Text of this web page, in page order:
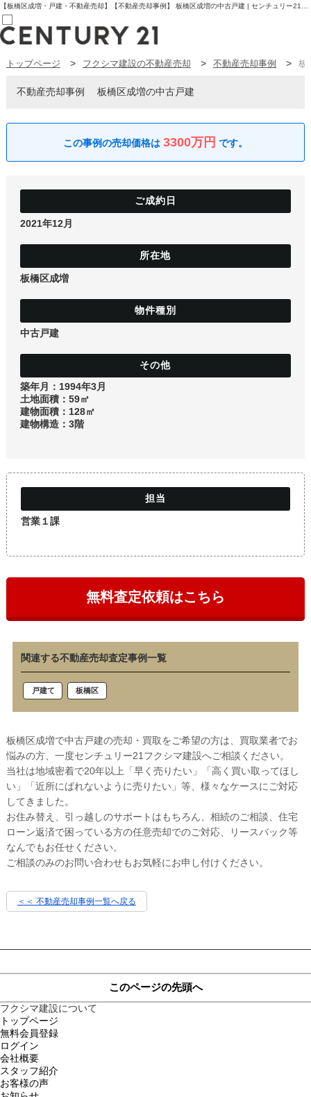
売買部
賃貸部
お気に入り物件一覧
物件を探す
条件から探す
学区から探す
住宅ローン控除シミュレータ
新築戸建て
マンション
トップページ フクシマ建設の不動産売却 不動産売却事例 板
不動産売却事例 板橋区成増の中古戸建
3300万円
2021年12月
板橋区成増
中古戸建
築年月：1994年3月
土地面積：59㎡
建物面積：128㎡
建物構造：3階
営業１課
無料査定依頼はこちら
関連する不動産売却査定事例一覧
戸建て 板橋区
板橋区成増で中古戸建の売却・買取をご希望の方は、買取業者でお
悩みの方、一度センチュリー21フクシマ建設へご相談ください。
当社は地域密着で20年以上「早く売りたい」「高く買い取ってほし
い」「近所にばれないように売りたい」等、様々なケースにご対応
してきました。
お住み替え、引っ越しのサポートはもちろん、相続のご相談、住宅
ローン返済で困っている方の任意売却でのご対応、リースバック等
なんでもお任せください。
ご相談のみのお問い合わせもお気軽にお申し付けください。
＜＜ 不動産売却事例一覧へ戻る
このページの先頭へ
フクシマ建設について
トップページ
無料会員登録
ログイン
会社概要
スタッフ紹介
お客様の声